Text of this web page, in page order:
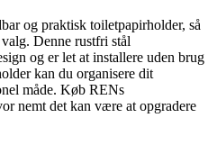
og praktisk toiletpapirholder, så
Denne rustfri stål
og er let at installere uden brug
kan du organisere dit
måde. Køb RENs
nemt det kan være at opgradere